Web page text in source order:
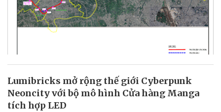
Lumibricks mở rộng thế giới Cyberpunk
Neoncity với bộ mô hình Cửa hàng Manga
tích hợp LED